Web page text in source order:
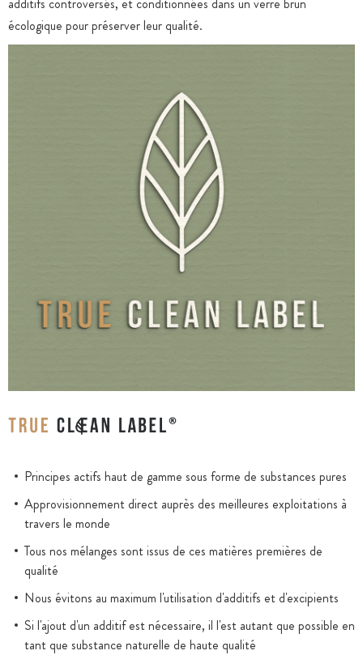
écologique pour préserver leur qualité.
Principes actifs haut de gamme sous forme de substances pures
Approvisionnement direct auprès des meilleures exploitations à
travers le monde
Tous nos mélanges sont issus de ces matières premières de
qualité
Nous évitons au maximum l'utilisation d'additifs et d'excipients
Si l'ajout d'un additif est nécessaire, il l'est autant que possible en
tant que substance naturelle de haute qualité